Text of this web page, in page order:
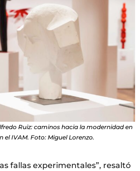
Ruiz: caminos hacia la modernidad en
el IVAM. Foto: Miguel Lorenzo.
fallas experimentales”, resaltó